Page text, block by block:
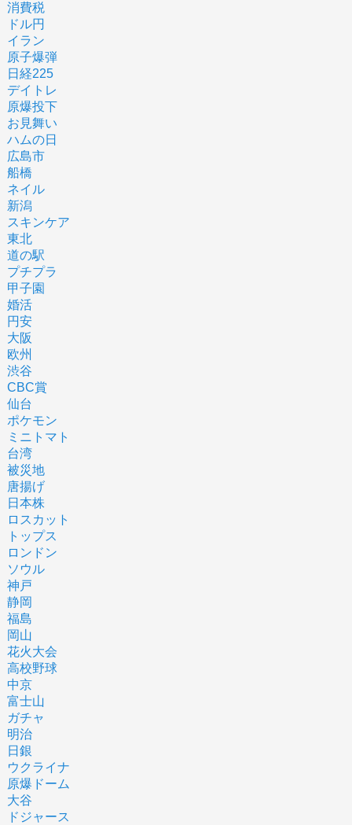
消費税
ドル円
イラン
原子爆弾
日経225
デイトレ
原爆投下
お見舞い
ハムの日
広島市
船橋
ネイル
新潟
スキンケア
東北
道の駅
プチプラ
甲子園
婚活
円安
大阪
欧州
渋谷
CBC賞
仙台
ポケモン
ミニトマト
台湾
被災地
唐揚げ
日本株
ロスカット
トップス
ロンドン
ソウル
神戸
静岡
福島
岡山
花火大会
高校野球
中京
富士山
ガチャ
明治
日銀
ウクライナ
原爆ドーム
大谷
ドジャース